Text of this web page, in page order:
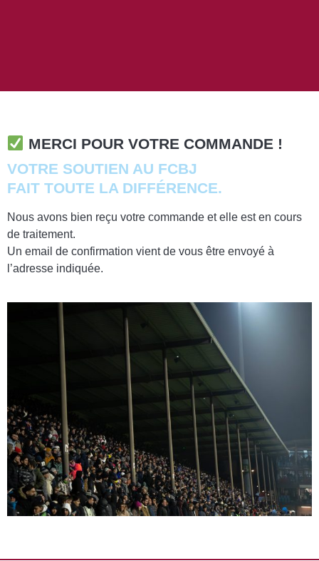
MERCI POUR VOTRE COMMANDE !
VOTRE SOUTIEN AU FCBJ
FAIT TOUTE LA DIFFÉRENCE.
Nous avons bien reçu votre commande et elle est en cours
de traitement.
Un email de confirmation vient de vous être envoyé à
l’adresse indiquée.